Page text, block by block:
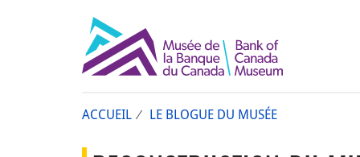
ACCUEIL LE BLOGUE DU MUSÉE